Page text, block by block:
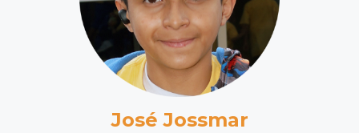
José Jossmar